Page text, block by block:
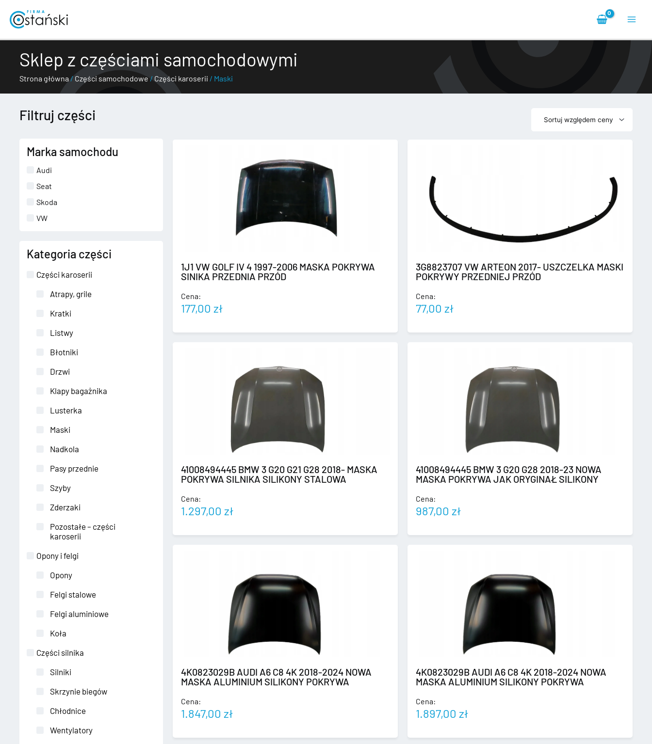
treści
Sklep z częściami samochodowymi
Strona główna/Części samochodowe/Części karoserii / Maski
Filtruj części
Marka samochodu
Audi
Seat
Skoda
VW
Kategoria części
Części karoserii
Atrapy, grile
Kratki
Listwy
Błotniki
Drzwi
Klapy bagażnika
Lusterka
Maski
Nadkola
Pasy przednie
Szyby
Zderzaki
Pozostałe – części
karoserii
Opony i felgi
Opony
Felgi stalowe
Felgi aluminiowe
Koła
Części silnika
Silniki
Skrzynie biegów
Chłodnice
Wentylatory
1J1 VW GOLF IV 4 1997-2006 MASKA POKRYWA
SINIKA PRZEDNIA PRZÓD
Cena:
177,00 zł
3G8823707 VW ARTEON 2017- USZCZELKA MASKI
POKRYWY PRZEDNIEJ PRZÓD
Cena:
77,00 zł
41008494445 BMW 3 G20 G21 G28 2018- MASKA
POKRYWA SILNIKA SILIKONY STALOWA
Cena:
1.297,00 zł
41008494445 BMW 3 G20 G28 2018-23 NOWA
MASKA POKRYWA JAK ORYGINAŁ SILIKONY
Cena:
987,00 zł
4K0823029B AUDI A6 C8 4K 2018-2024 NOWA
MASKA ALUMINIUM SILIKONY POKRYWA
Cena:
1.847,00 zł
4K0823029B AUDI A6 C8 4K 2018-2024 NOWA
MASKA ALUMINIUM SILIKONY POKRYWA
Cena:
1.897,00 zł